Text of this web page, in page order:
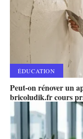
ÉDUCATION
Peut-on rénover un
bricoludik.fr cours